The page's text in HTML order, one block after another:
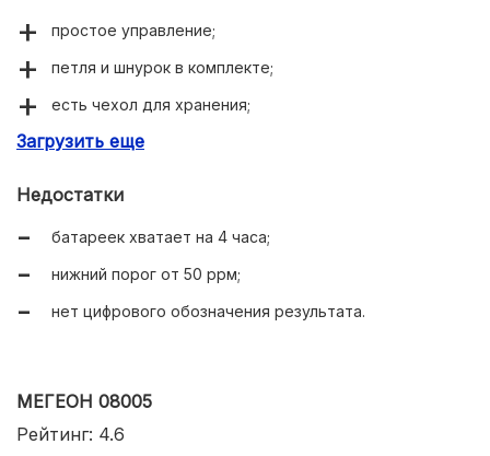
простое управление;
петля и шнурок в комплекте;
есть чехол для хранения;
может работать при отрицательных температурах
Загрузить еще
Недостатки
батареек хватает на 4 часа;
нижний порог от 50 ррм;
нет цифрового обозначения результата.
МЕГЕОН 08005
Рейтинг: 4.6